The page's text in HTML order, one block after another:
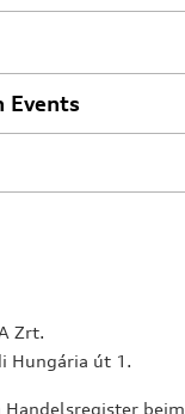
Events
Zrt.
Hungária út 1.
Handelsregister beim